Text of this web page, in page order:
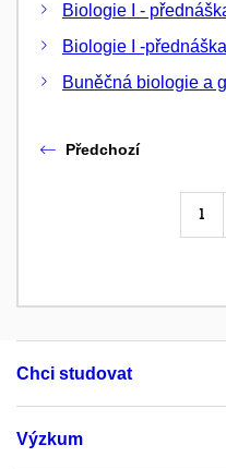
Biologie I -
Biologie I -přednáška
Buněčná biologie a
Předchozí
1
Chci studovat
Výzkum